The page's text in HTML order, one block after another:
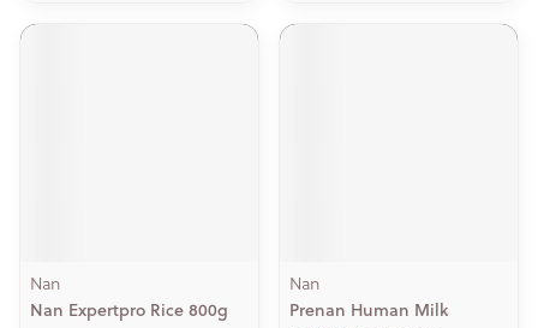
Nan
Nan Expertpro Rice 800g
Nan
Prenan Human Milk